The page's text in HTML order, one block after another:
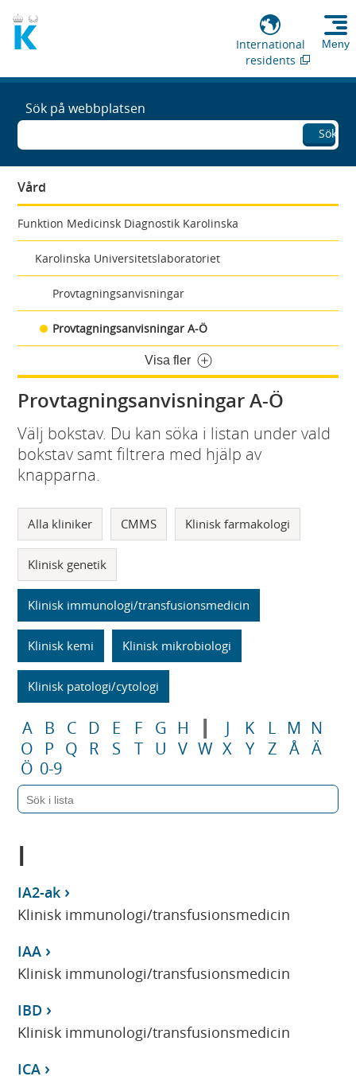
International
residents
Meny
Sök på webbplatsen
Sök
Vård
Funktion Medicinsk Diagnostik Karolinska
Karolinska Universitetslaboratoriet
Provtagningsanvisningar
Provtagningsanvisningar A-Ö
Visa fler
Provtagningsanvisningar A-Ö
Välj bokstav. Du kan söka i listan under vald
bokstav samt filtrera med hjälp av
knapparna.
Alla kliniker CMMS Klinisk farmakologi
Klinisk genetik
Klinisk immunologi/transfusionsmedicin
Klinisk kemi Klinisk mikrobiologi
Klinisk patologi/cytologi
A B C D E F G H I J K L M N
O
P Q R S T U V W X Y Z Å Ä
Ö 0-9
I
IA2-ak
Klinisk immunologi/transfusionsmedicin
IAA
Klinisk immunologi/transfusionsmedicin
IBD
Klinisk immunologi/transfusionsmedicin
ICA